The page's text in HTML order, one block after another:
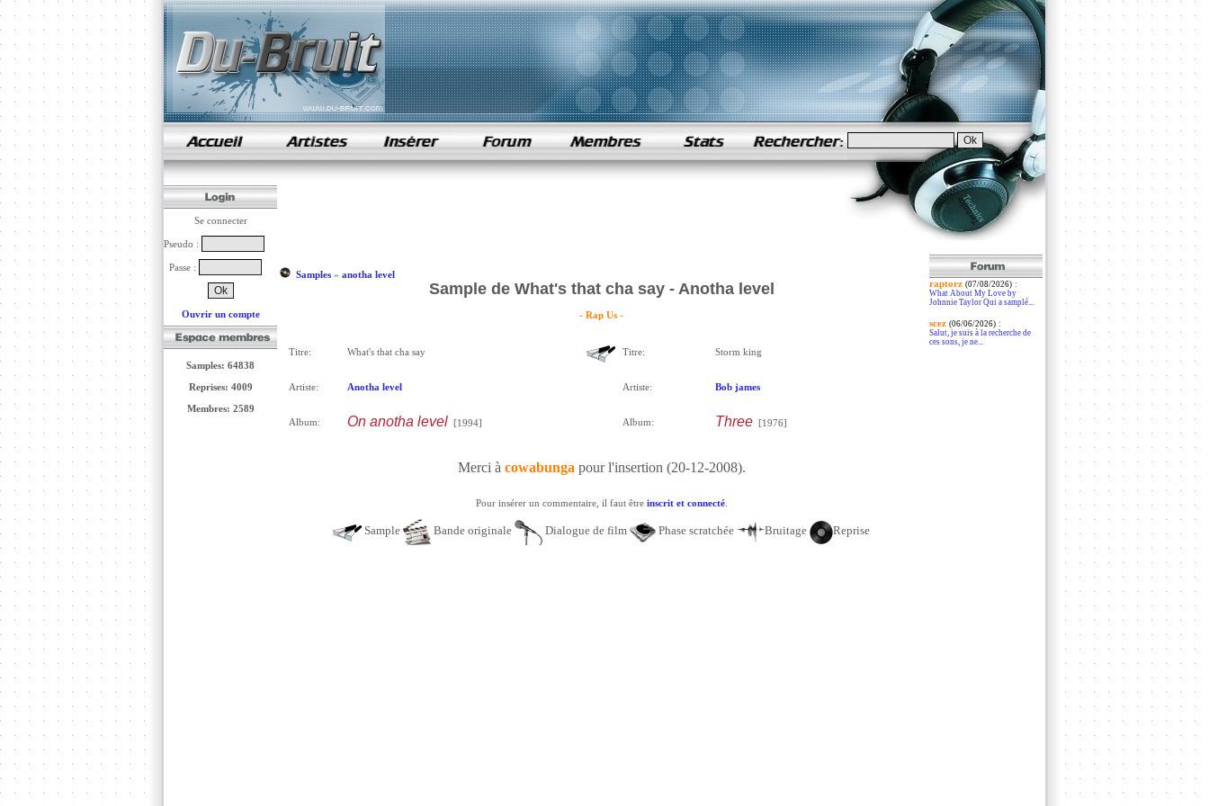
samples de rap
Se connecter
Pseudo :
Passe :
Ouvrir un compte
Samples: 64838
Reprises: 4009
Membres: 2589
Samples» anotha level
Sample de What's that cha say - Anotha level
- Rap Us -
Titre: What's that cha say
Artiste: Anotha level
Album: On anotha level[1994]
Titre: Storm king
Artiste: Bob james
Album: Three[1976]
Merci à cowabunga pour l'insertion (20-12-2008).
Pour insérer un commentaire, il faut être inscrit et connecté.
Sample Bande originale Dialogue de film Phase scratchée Bruitage Reprise
raptorz (07/08/2026):
What About My Love by
Johnnie Taylor Qui a samplé...
scez (06/06/2026):
Salut, je suis à la recherche de
ces sons, je ne...